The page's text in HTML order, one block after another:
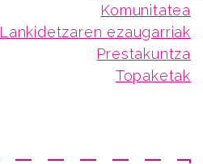
Komunitatea
Lankidetzaren ezaugarriak
Prestakuntza
Topaketak